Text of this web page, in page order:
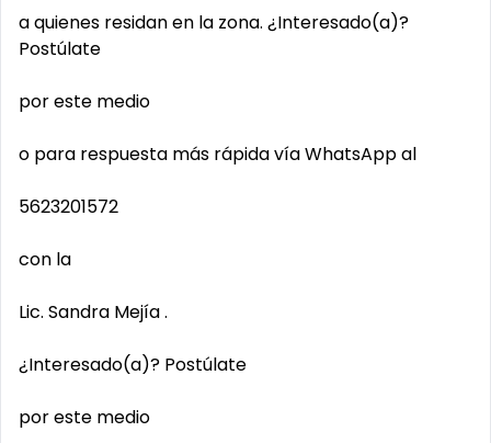
a quienes residan en la zona. ¿Interesado(a)?
Postúlate
por este medio
o para respuesta más rápida vía WhatsApp al
5623201572
con la
Lic. Sandra Mejía .
¿Interesado(a)? Postúlate
por este medio